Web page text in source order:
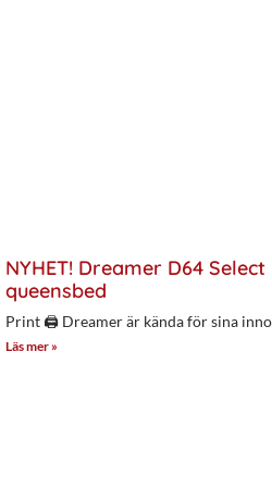
NYHET! Dreamer D64
queensbed
Print 🖨 Dreamer är kända för sina
Läs mer »